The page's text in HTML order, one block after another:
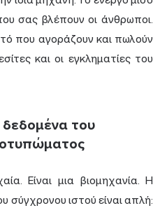
σας βλέπουν οι άνθρωποι.
που αγοράζουν και πωλούν
και οι εγκληματίες του
δεδομένα του
Είναι μια βιομηχανία. Η
σύγχρονου ιστού είναι απλή: